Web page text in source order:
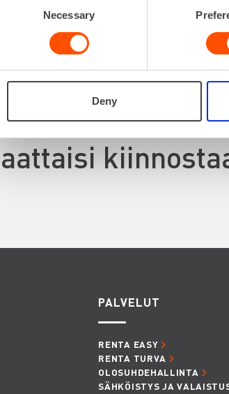
Necessary
Deny
PALVELUT
RENTA EASY
RENTA TURVA
OLOSUHDEHALLINTA
SÄHKÖISTYS JA